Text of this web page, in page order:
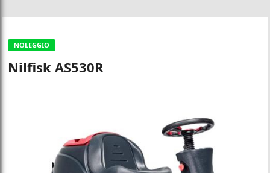
NOLEGGIO
Nilfisk AS530R